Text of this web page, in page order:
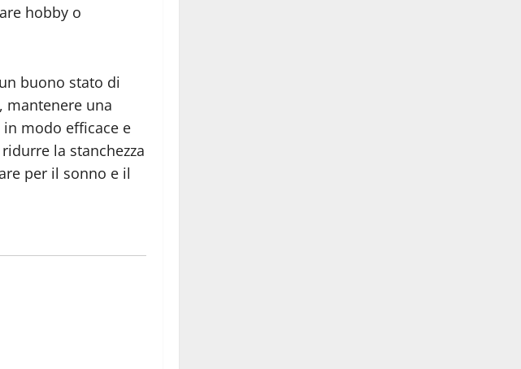
hobby o
buono stato di
mantenere una
modo efficace e
la stanchezza
per il sonno e il